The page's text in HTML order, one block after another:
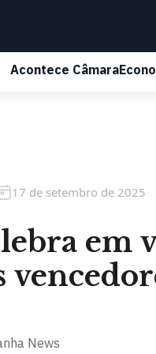
Acontece Câmara
17 de setembro de 2025
em
News